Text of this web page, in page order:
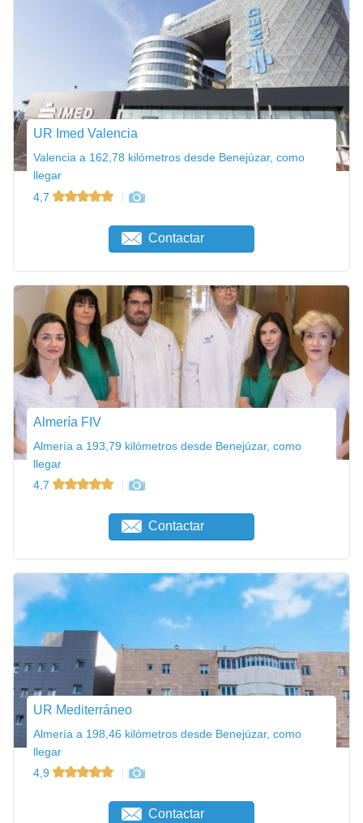
UR Imed Valencia
Valencia a 162,78 kilómetros desde Benejúzar, como
llegar
4,7
Contactar
Almería FIV
Almería a 193,79 kilómetros desde Benejúzar, como
llegar
4,7
Contactar
UR Mediterráneo
Almería a 198,46 kilómetros desde Benejúzar, como
llegar
4,9
Contactar